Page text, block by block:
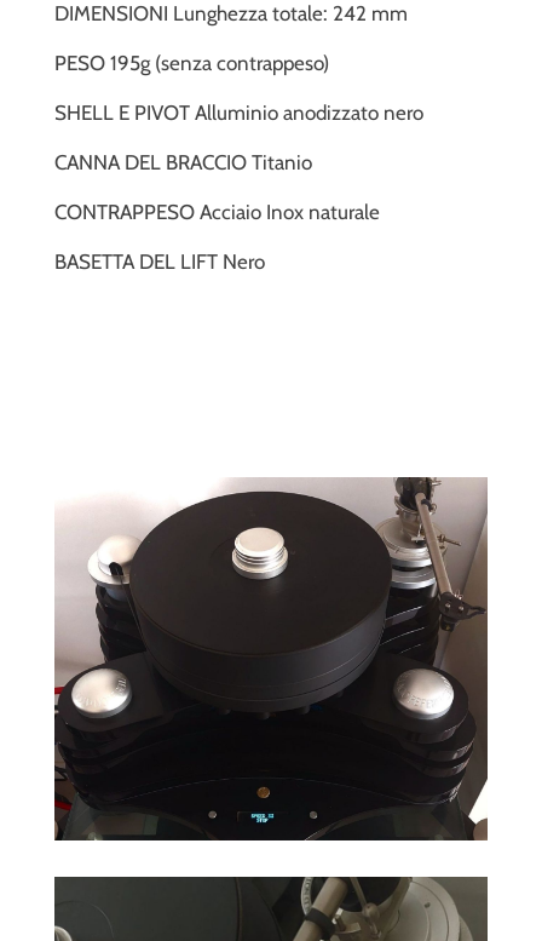
DIMENSIONI Lunghezza totale: 242 mm
PESO 195g (senza contrappeso)
SHELL E PIVOT Alluminio anodizzato nero
CANNA DEL BRACCIO Titanio
CONTRAPPESO Acciaio Inox naturale
BASETTA DEL LIFT Nero